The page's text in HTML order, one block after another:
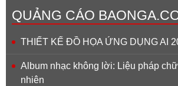
QUẢNG CÁO
THIẾT KẾ ĐỒ HỌA ỨNG DỤNG AI
Album nhạc không lời: Liệu pháp
nhiên